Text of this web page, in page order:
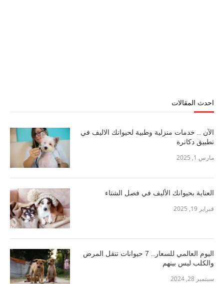
احدث المقالات
الآن .. خدمات منزلية وطبية لحيوانك الاليف في
تطبيق دكاترة
مارس 1, 2025
العناية بحيوانك الأليف في فصل الشتاء
فبراير 19, 2025
اليوم العالمي للسعار.. 7 حيوانات تنقل المرض
والكلب ليس بينهم
سبتمبر 28, 2024